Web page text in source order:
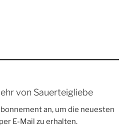
von Sauerteigliebe
an, um die neuesten
E-Mail zu erhalten.